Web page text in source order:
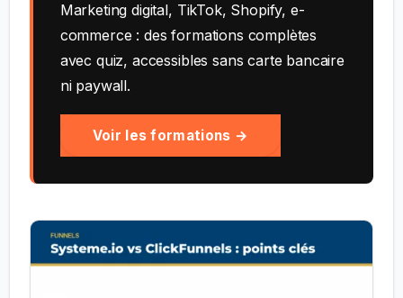
Marketing digital, TikTok, Shopify, e-
commerce : des formations complètes
avec quiz, accessibles sans carte bancaire
ni paywall.
Voir les formations →